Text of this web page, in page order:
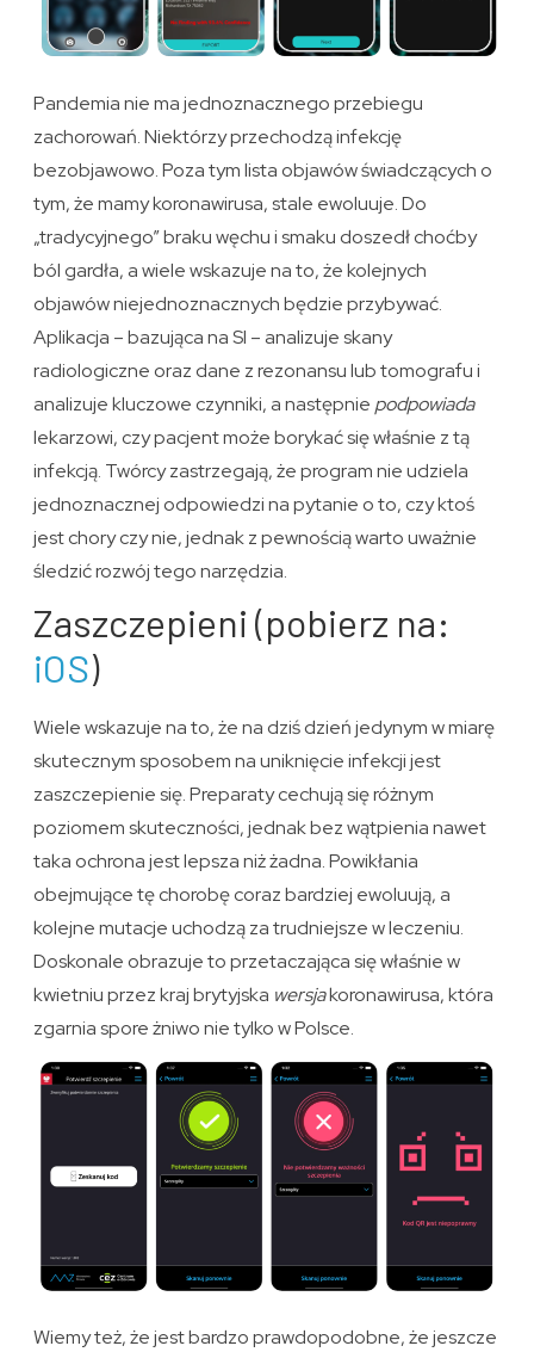
Pandemia nie ma jednoznacznego przebiegu
zachorowań. Niektórzy przechodzą infekcję
bezobjawowo. Poza tym lista objawów świadczących o
tym, że mamy koronawirusa, stale ewoluuje. Do
„tradycyjnego” braku węchu i smaku doszedł choćby
ból gardła, a wiele wskazuje na to, że kolejnych
objawów niejednoznacznych będzie przybywać.
Aplikacja – bazująca na SI – analizuje skany
radiologiczne oraz dane z rezonansu lub tomografu i
analizuje kluczowe czynniki, a następnie podpowiada
lekarzowi, czy pacjent może borykać się właśnie z tą
infekcją. Twórcy zastrzegają, że program nie udziela
jednoznacznej odpowiedzi na pytanie o to, czy ktoś
jest chory czy nie, jednak z pewnością warto uważnie
śledzić rozwój tego narzędzia.
Zaszczepieni (pobierz na:
iOS)
Wiele wskazuje na to, że na dziś dzień jedynym w miarę
skutecznym sposobem na uniknięcie infekcji jest
zaszczepienie się. Preparaty cechują się różnym
poziomem skuteczności, jednak bez wątpienia nawet
taka ochrona jest lepsza niż żadna. Powikłania
obejmujące tę chorobę coraz bardziej ewoluują, a
kolejne mutacje uchodzą za trudniejsze w leczeniu.
Doskonale obrazuje to przetaczająca się właśnie w
kwietniu przez kraj brytyjska wersjakoronawirusa, która
zgarnia spore żniwo nie tylko w Polsce.
Wiemy też, że jest bardzo prawdopodobne, że jeszcze